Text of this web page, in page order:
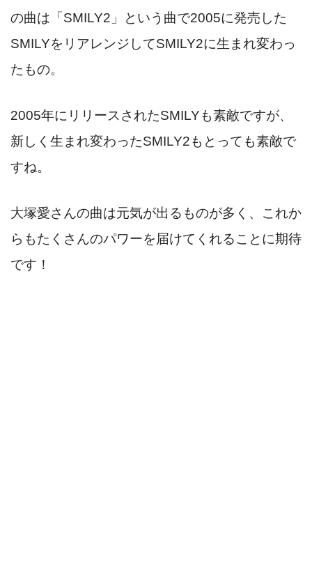
の曲は「SMILY2」という曲で2005に発売した
SMILYをリアレンジしてSMILY2に生まれ変わっ
たもの。
2005年にリリースされたSMILYも素敵ですが、
新しく生まれ変わったSMILY2もとっても素敵で
すね。
大塚愛さんの曲は元気が出るものが多く、これか
らもたくさんのパワーを届けてくれることに期待
です！